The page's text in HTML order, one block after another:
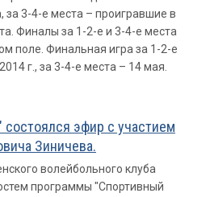
за 3-4-е места – проигравшие в
Финалы за 1-2-е и 3-4-е места
поле. Финальная игра за 1-2-е
г., за 3-4-е места – 14 мая.
эфир с участием
Зиничева.
волейбольного клуба
программы "Спортивный